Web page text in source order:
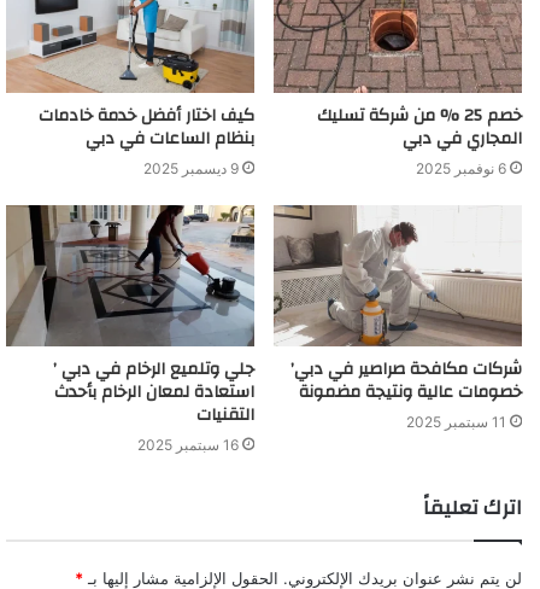
خصم 25 % من شركة تسليك
المجاري في دبي
6 نوفمبر 2025
كيف اختار أفضل خدمة خادمات
بنظام الساعات في دبي
9 ديسمبر 2025
شركات مكافحة صراصير في دبي’
خصومات عالية ونتيجة مضمونة
11 سبتمبر 2025
جلي وتلميع الرخام في دبي ’
استعادة لمعان الرخام بأحدث
التقنيات
16 سبتمبر 2025
اترك تعليقاً
لن يتم نشر عنوان بريدك الإلكتروني. الحقول الإلزامية مشار إليها بـ *